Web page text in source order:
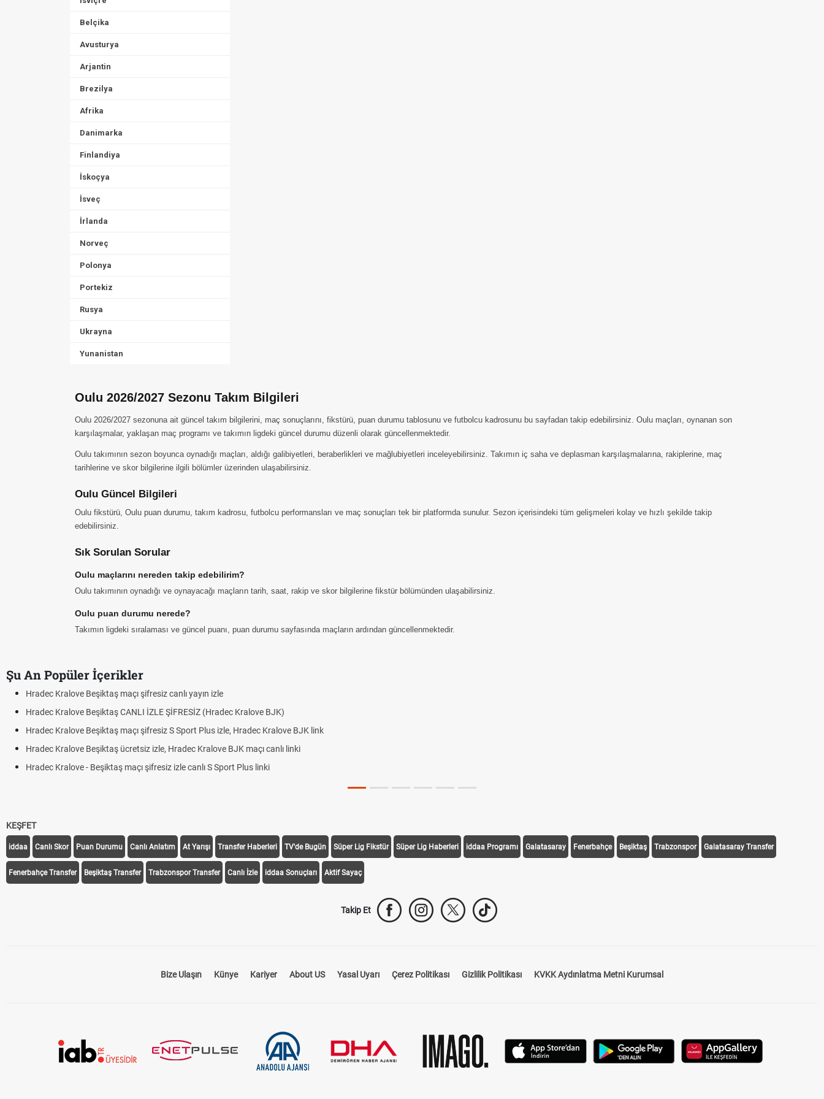
Belçika
Avusturya
Arjantin
Brezilya
Afrika
Danimarka
Finlandiya
İskoçya
İsveç
İrlanda
Norveç
Polonya
Portekiz
Rusya
Ukrayna
Yunanistan
Oulu 2026/2027 Sezonu Takım Bilgileri
Oulu 2026/2027 sezonuna ait güncel takım bilgilerini, maç sonuçlarını, fikstürü, puan durumu tablosunu ve futbolcu kadrosunu bu sayfadan takip edebilirsiniz. Oulu maçları, oynanan son
karşılaşmalar, yaklaşan maç programı ve takımın ligdeki güncel durumu düzenli olarak güncellenmektedir.
Oulu takımının sezon boyunca oynadığı maçları, aldığı galibiyetleri, beraberlikleri ve mağlubiyetleri inceleyebilirsiniz. Takımın iç saha ve deplasman karşılaşmalarına, rakiplerine, maç
tarihlerine ve skor bilgilerine ilgili bölümler üzerinden ulaşabilirsiniz.
Oulu Güncel Bilgileri
Oulu fikstürü, Oulu puan durumu, takım kadrosu, futbolcu performansları ve maç sonuçları tek bir platformda sunulur. Sezon içerisindeki tüm gelişmeleri kolay ve hızlı şekilde takip
edebilirsiniz.
Sık Sorulan Sorular
Oulu maçlarını nereden takip edebilirim?
Oulu takımının oynadığı ve oynayacağı maçların tarih, saat, rakip ve skor bilgilerine fikstür bölümünden ulaşabilirsiniz.
Oulu puan durumu nerede?
Takımın ligdeki sıralaması ve güncel puanı, puan durumu sayfasında maçların ardından güncellenmektedir.
Şu An Popüler İçerikler
Hradec Kralove Beşiktaş maçı şifresiz canlı yayın izle
Hradec Kralove Beşiktaş CANLI İZLE ŞİFRESİZ (Hradec Kralove BJK)
Hradec Kralove Beşiktaş maçı şifresiz S Sport Plus izle, Hradec Kralove BJK link
Hradec Kralove Beşiktaş ücretsiz izle, Hradec Kralove BJK maçı canlı linki
Hradec Kralove - Beşiktaş maçı şifresiz izle canlı S Sport Plus linki
KEŞFET
iddaa Canlı Skor Puan Durumu Canlı Anlatım At Yarışı Transfer Haberleri TV'de Bugün Süper Lig Fikstür Süper Lig Haberleri iddaa Programı Galatasaray Fenerbahçe Beşiktaş Trabzonspor Galatasaray Transfer
Fenerbahçe Transfer Beşiktaş Transfer Trabzonspor Transfer Canlı İzle iddaa Sonuçları Aktif Sayaç
Takip Et
Bize Ulaşın Künye Kariyer About US Yasal Uyarı Çerez Politikası Gizlilik Politikası KVKK Aydınlatma Metni Kurumsal